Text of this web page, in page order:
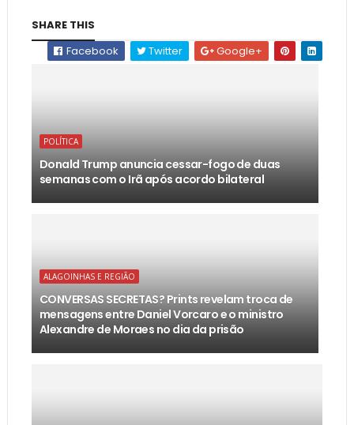
SHARE THIS
Facebook
Twitter Google+
POLÍTICA
Donald Trump anuncia cessar-fogo de duas
semanas com o Irã após acordo bilateral
ALAGOINHAS E REGIÃO
CONVERSAS SECRETAS? Prints revelam troca de
mensagens entre Daniel Vorcaro e o ministro
Alexandre de Moraes no dia da prisão